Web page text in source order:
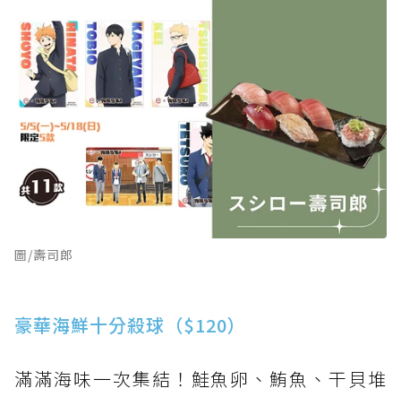
圖/壽司郎
豪華海鮮十分殺球（$120）
滿滿海味一次集結！鮭魚卵、鮪魚、干貝堆